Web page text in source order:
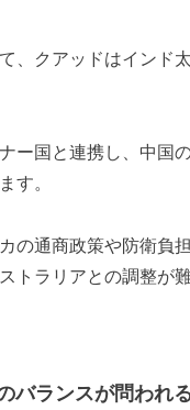
、クアッドはインド
ー国と連携し、中国
す。
の通商政策や防衛負
トラリアとの調整が
バランスが問われ